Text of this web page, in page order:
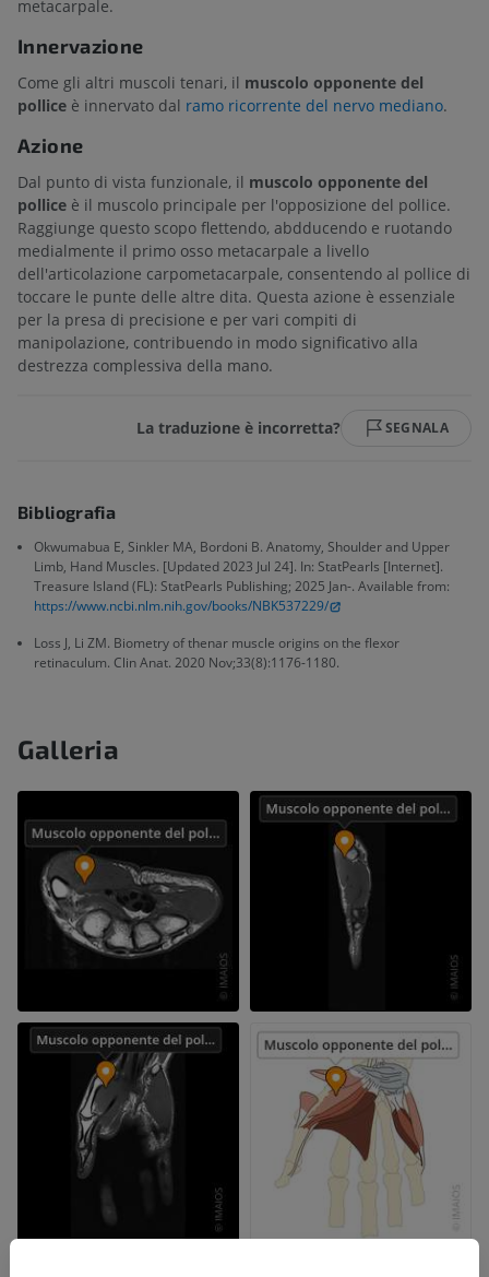
metacarpale.
Innervazione
Come gli altri muscoli tenari, il muscolo opponente del
pollice è innervato dal ramo ricorrente del nervo mediano.
Azione
Dal punto di vista funzionale, il muscolo opponente del
pollice è il muscolo principale per l'opposizione del pollice.
Raggiunge questo scopo flettendo, abdducendo e ruotando
medialmente il primo osso metacarpale a livello
dell'articolazione carpometacarpale, consentendo al pollice di
toccare le punte delle altre dita. Questa azione è essenziale
per la presa di precisione e per vari compiti di
manipolazione, contribuendo in modo significativo alla
destrezza complessiva della mano.
La traduzione è incorretta? SEGNALA
Bibliografia
Okwumabua E, Sinkler MA, Bordoni B. Anatomy, Shoulder and Upper
Limb, Hand Muscles. [Updated 2023 Jul 24]. In: StatPearls [Internet].
Treasure Island (FL): StatPearls Publishing; 2025 Jan-. Available from:
https://www.ncbi.nlm.nih.gov/books/NBK537229/
Loss J, Li ZM. Biometry of thenar muscle origins on the flexor
retinaculum. Clin Anat. 2020 Nov;33(8):1176-1180.
Galleria